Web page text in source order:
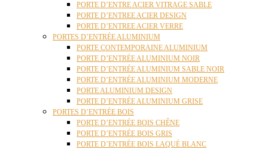
PORTE D’ENTRE ACIER VITRAGE SABLE
PORTE D’ENTREE ACIER DESIGN
PORTE D’ENTREE ACIER VERRE
PORTES D’ENTRÉE ALUMINIUM
PORTE CONTEMPORAINE ALUMINIUM
PORTE D’ENTRÉE ALUMINIUM NOIR
PORTE D’ENTRÉE ALUMINIUM SABLE NOIR
PORTE D’ENTRÉE ALUMINIUM MODERNE
PORTE ALUMINIUM DESIGN
PORTE D’ENTRÉE ALUMINIUM GRISE
PORTES D’ENTRÉE BOIS
PORTE D’ENTRÉE BOIS CHÊNE
PORTE D’ENTRÉE BOIS GRIS
PORTE D’ENTRÉE BOIS LAQUÉ BLANC